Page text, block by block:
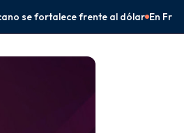
En Frontera Comalapa, Eduardo